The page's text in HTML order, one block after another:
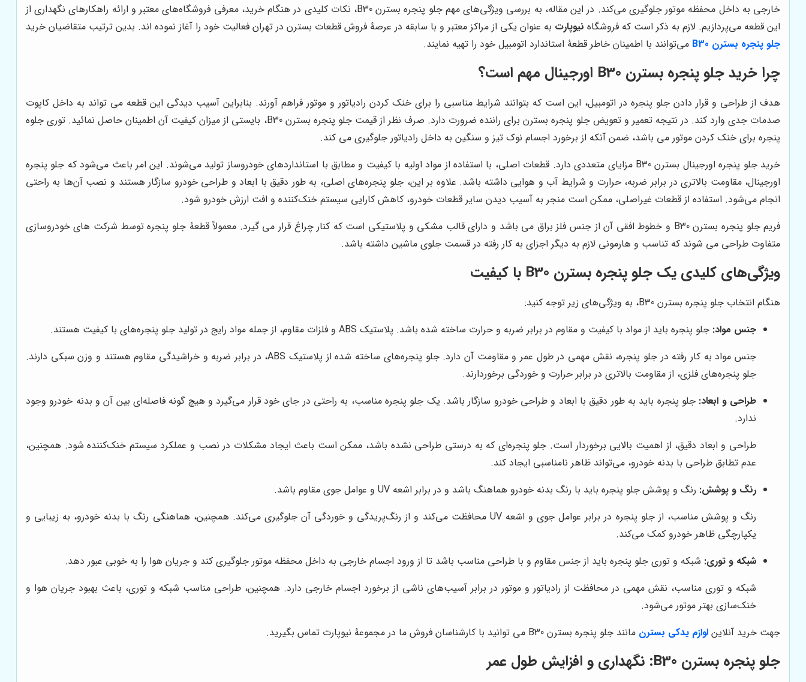
خارجی به داخل محفظه موتور جلوگیری می‌کند. در این مقاله، به بررسی ویژگی‌های مهم جلو پنجره بسترن B30، نکات کلیدی در هنگام خرید، معرفی فروشگاه‌های معتبر و ارائه راهکارهای نگهداری از
این قطعه می‌پردازیم. لازم به ذکر است که فروشگاه نیوپارت به عنوان یکی از مراکز معتبر و با سابقه در عرصۀ فروش قطعات بسترن در تهران فعالیت خود را آغاز نموده اند. بدین ترتیب متقاضیان خرید
جلو پنجره بسترن B30
می‌توانند با اطمینان خاطر قطعۀ استاندارد اتومبیل خود را تهیه نمایند.
چرا خرید جلو پنجره بسترن B30 اورجینال مهم است؟
هدف از طراحی و قرار دادن جلو پنجره در اتومبیل، این است که بتوانند شرایط مناسبی را برای خنک کردن رادیاتور و موتور فراهم آورند. بنابراین آسیب دیدگی این قطعه می تواند به داخل کاپوت
صدمات جدی وارد کند. در نتیجه تعمیر و تعویض جلو پنجره بسترن برای راننده ضرورت دارد. صرف نظر از قیمت جلو پنجره بسترن B30، بایستی از میزان کیفیت آن اطمینان حاصل نمائید. توری جلوه
پنجره برای خنک کردن موتور می باشد، ضمن آنکه از برخورد اجسام نوک تیز و سنگین به داخل رادیاتور جلوگیری می کند.
خرید جلو پنجره اورجینال بسترن B30 مزایای متعددی دارد. قطعات اصلی، با استفاده از مواد اولیه با کیفیت و مطابق با استانداردهای خودروساز تولید می‌شوند. این امر باعث می‌شود که جلو پنجره
اورجینال، مقاومت بالاتری در برابر ضربه، حرارت و شرایط آب و هوایی داشته باشد. علاوه بر این، جلو پنجره‌های اصلی، به طور دقیق با ابعاد و طراحی خودرو سازگار هستند و نصب آن‌ها به راحتی
انجام می‌شود. استفاده از قطعات غیراصلی، ممکن است منجر به آسیب دیدن سایر قطعات خودرو، کاهش کارایی سیستم خنک‌کننده و افت ارزش خودرو شود.
فریم جلو پنجره بسترن B30 و خطوط افقی آن از جنس فلز براق می باشد و دارای قالب مشکی و پلاستیکی است که کنار چراغ قرار می گیرد. معمولاً قطعۀ جلو پنجره توسط شرکت های خودروسازی
متفاوت طراحی می شوند که تناسب و هارمونی لازم به دیگر اجزای به کار رفته در قسمت جلوی ماشین داشته باشد.
ویژگی‌های کلیدی یک جلو پنجره بسترن B30 با کیفیت
هنگام انتخاب جلو پنجره بسترن B30، به ویژگی‌های زیر توجه کنید:
جنس مواد: جلو پنجره باید از مواد با کیفیت و مقاوم در برابر ضربه و حرارت ساخته شده باشد. پلاستیک ABS و فلزات مقاوم، از جمله مواد رایج در تولید جلو پنجره‌های با کیفیت هستند.
جنس مواد به کار رفته در جلو پنجره، نقش مهمی در طول عمر و مقاومت آن دارد. جلو پنجره‌های ساخته شده از پلاستیک ABS، در برابر ضربه و خراشیدگی مقاوم هستند و وزن سبکی دارند.
جلو پنجره‌های فلزی، از مقاومت بالاتری در برابر حرارت و خوردگی برخوردارند.
طراحی و ابعاد: جلو پنجره باید به طور دقیق با ابعاد و طراحی خودرو سازگار باشد. یک جلو پنجره مناسب، به راحتی در جای خود قرار می‌گیرد و هیچ گونه فاصله‌ای بین آن و بدنه خودرو وجود
ندارد.
طراحی و ابعاد دقیق، از اهمیت بالایی برخوردار است. جلو پنجره‌ای که به درستی طراحی نشده باشد، ممکن است باعث ایجاد مشکلات در نصب و عملکرد سیستم خنک‌کننده شود. همچنین،
عدم تطابق طراحی با بدنه خودرو، می‌تواند ظاهر نامناسبی ایجاد کند.
رنگ و پوشش: رنگ و پوشش جلو پنجره باید با رنگ بدنه خودرو هماهنگ باشد و در برابر اشعه UV و عوامل جوی مقاوم باشد.
رنگ و پوشش مناسب، از جلو پنجره در برابر عوامل جوی و اشعه UV محافظت می‌کند و از رنگ‌پریدگی و خوردگی آن جلوگیری می‌کند. همچنین، هماهنگی رنگ با بدنه خودرو، به زیبایی و
یکپارچگی ظاهر خودرو کمک می‌کند.
شبکه و توری: شبکه و توری جلو پنجره باید از جنس مقاوم و با طراحی مناسب باشد تا از ورود اجسام خارجی به داخل محفظه موتور جلوگیری کند و جریان هوا را به خوبی عبور دهد.
شبکه و توری مناسب، نقش مهمی در محافظت از رادیاتور و موتور در برابر آسیب‌های ناشی از برخورد اجسام خارجی دارد. همچنین، طراحی مناسب شبکه و توری، باعث بهبود جریان هوا و
خنک‌سازی بهتر موتور می‌شود.
جهت خرید آنلاین لوازم یدکی بسترن مانند جلو پنجره بسترن B30 می توانید با کارشناسان فروش ما در مجموعۀ نیوپارت تماس بگیرید.
جلو پنجره بسترن B30: نگهداری و افزایش طول عمر